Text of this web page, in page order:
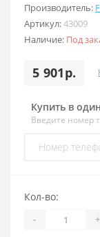
Производитель:
Артикул:43009
Наличие: Под
5 901р.
Купить в
Введите номер
Кол-во:
- +